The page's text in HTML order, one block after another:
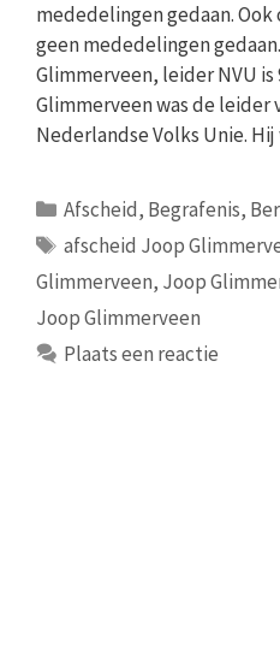
mededelingen gedaan.
geen mededelingen
Glimmerveen, leider NVU
Glimmerveen was de leider
Nederlandse Volks Unie.
Categorieën
Afscheid, Begrafenis,
Tags
afscheid Joop
Glimmerveen, Joop
Joop Glimmerveen
Plaats een reactie